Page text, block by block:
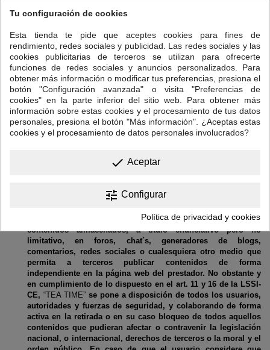
ininterrumpido o totalmente libre de errores de esta web. Por tanto,
de este sitio.
g) “TEA TIME” ofrece sus servicios y productos de manera
indefinida, pudiendo, no obstante, suspender la prestación de los
mismos, unilateralmente y sin previo aviso.
h) “TEA TIME” no se hará responsable de los daños y perjuicios,
propios o a terceros, producidos por un mal uso de esta web por
parte del cliente.
i) El usuario se compromete a no utilizar esta web ni los servicios
j) “TEA TIME” no se responsabiliza de los virus que tengan su
generados con la finalidad de obtener resultados negativos para un
no se hace responsable de la información y
contenidos almacenados, a título enunciativo pero no
limitativo, en foros, chat´s, generadores de blogs,
comentarios, redes sociales o cualesquiera otro medio que
permita a terceros publicar contenidos de forma
independiente en la página web del prestador. No obstante y
en cumplimiento de lo dispuesto en el art. 11 y 16 de la LSSI-
CE, “TEA TIME” se pone a disposición de todos los usuarios,
autoridades y fuerzas de seguridad, y colaborando de forma
activa en la retirada o en su caso bloqueo de todos aquellos
contenidos que pudieran afectar o contravenir la legislación
nacional, o internacional, derechos de terceros o la moral y el
Tu configuración de cookies
Esta tienda te pide que aceptes cookies para fines de
rendimiento, redes sociales y publicidad. Las redes sociales y las
cookies publicitarias de terceros se utilizan para ofrecerte
funciones de redes sociales y anuncios personalizados. Para
obtener más información o modificar tus preferencias, presiona el
botón "Configuración avanzada" o visita "Preferencias de
cookies" en la parte inferior del sitio web. Para obtener más
información sobre estas cookies y el procesamiento de tus datos
personales, presiona el botón "Más información". ¿Aceptas estas
cookies y el procesamiento de datos personales involucrados?
done Aceptar
tune Configurar
Política de privacidad y cookies